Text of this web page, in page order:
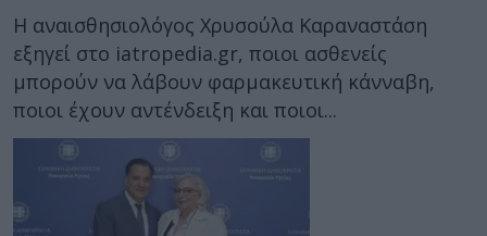
Η αναισθησιολόγος Χρυσούλα Καραναστάση
εξηγεί στο iatropedia.gr, ποιοι ασθενείς
μπορούν να λάβουν φαρμακευτική κάνναβη,
ποιοι έχουν αντένδειξη και ποιοι...